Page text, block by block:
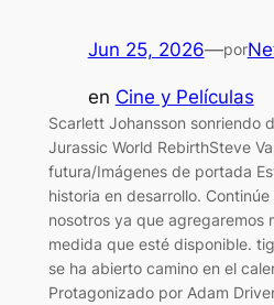
Jun 25, 2026—por
en Cine y Películas
Scarlett Johansson sonriendo
Jurassic World RebirthSteve
futura/Imágenes de portada
historia en desarrollo.
nosotros ya que agregaremos
medida que esté disponible.
se ha abierto camino en el
Protagonizado por Adam